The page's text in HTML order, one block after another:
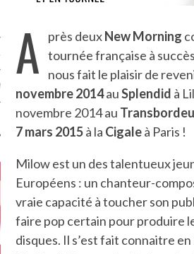
A près deuxNew Morning
tournée française à
nous fait le plaisir de
novembre 2014auSplendid à
novembre 2014 au
7 mars 2015à la Cigaleà Paris !
Milow est un des talentueux
Européens : un chanteur-
vraie capacité à toucher son
faire pop certain pour produire
disques. Il s’est fait connaitre